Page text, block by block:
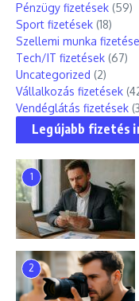
Pénzügy fizetések (59)
Sport fizetések (18)
Szellemi munka
Tech/IT fizetések (67)
Uncategorized (2)
Vállalkozás fizetések
Vendéglátás fizetések
Legújabb fizetés
1
2